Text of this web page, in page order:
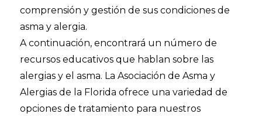
comprensión y gestión de sus condiciones de
asma y alergia.
A continuación, encontrará un número de
recursos educativos que hablan sobre las
alergias y el asma. La Asociación de Asma y
Alergias de la Florida ofrece una variedad de
opciones de tratamiento para nuestros